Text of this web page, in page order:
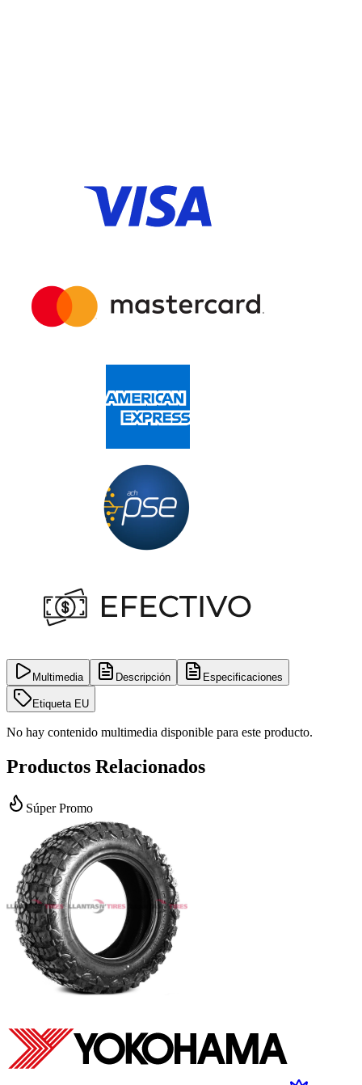
Multimedia Descripción Especificaciones
Etiqueta EU
No hay contenido multimedia disponible para este producto.
Productos Relacionados
Súper Promo